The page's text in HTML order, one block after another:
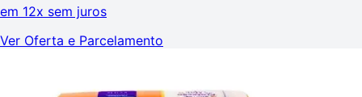
em 12x sem juros
Ver Oferta e Parcelamento